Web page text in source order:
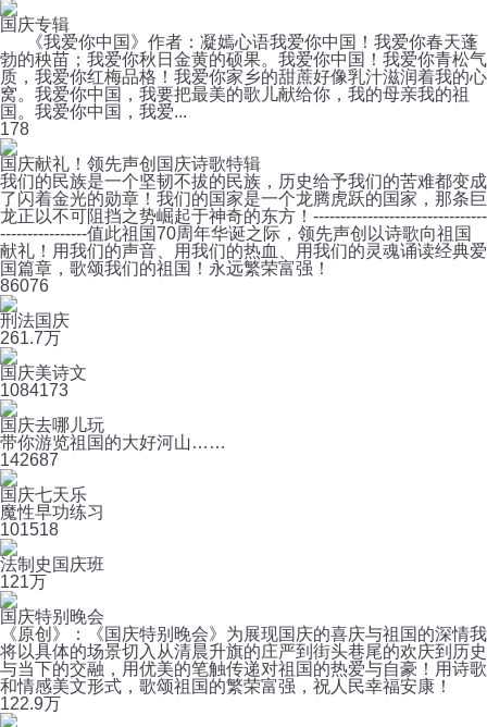
国庆专辑
《我爱你中国》作者：凝嫣心语我爱你中国！我爱你春天蓬
勃的秧苗；我爱你秋日金黄的硕果。我爱你中国！我爱你青松气
质，我爱你红梅品格！我爱你家乡的甜蔗好像乳汁滋润着我的心
窝。我爱你中国，我要把最美的歌儿献给你，我的母亲我的祖
国。我爱你中国，我爱...
178
国庆献礼！领先声创国庆诗歌特辑
我们的民族是一个坚韧不拔的民族，历史给予我们的苦难都变成
了闪着金光的勋章！我们的国家是一个龙腾虎跃的国家，那条巨
龙正以不可阻挡之势崛起于神奇的东方！--------------------------------
----------------值此祖国70周年华诞之际，领先声创以诗歌向祖国
献礼！用我们的声音、用我们的热血、用我们的灵魂诵读经典爱
国篇章，歌颂我们的祖国！永远繁荣富强！
86076
刑法国庆
261.7万
国庆美诗文
1084173
国庆去哪儿玩
带你游览祖国的大好河山……
142687
国庆七天乐
魔性早功练习
101518
法制史国庆班
121万
国庆特别晚会
《原创》：《国庆特别晚会》为展现国庆的喜庆与祖国的深情我
将以具体的场景切入从清晨升旗的庄严到街头巷尾的欢庆到历史
与当下的交融，用优美的笔触传递对祖国的热爱与自豪！用诗歌
和情感美文形式，歌颂祖国的繁荣富强，祝人民幸福安康！
122.9万